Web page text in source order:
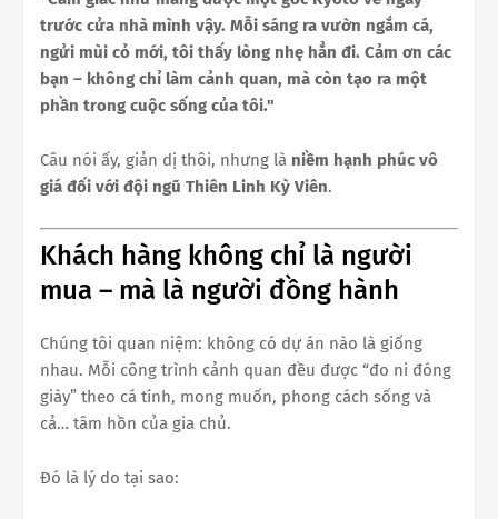
trước cửa nhà mình vậy. Mỗi sáng ra vườn ngắm cá,
ngửi mùi cỏ mới, tôi thấy lòng nhẹ hẳn đi. Cảm ơn các
bạn – không chỉ làm cảnh quan, mà còn tạo ra một
phần trong cuộc sống của tôi."
Câu nói ấy, giản dị thôi, nhưng là niềm hạnh phúc vô
giá đối với đội ngũ Thiên Linh Kỳ Viên.
Khách hàng không chỉ là người
mua – mà là người đồng hành
Chúng tôi quan niệm: không có dự án nào là giống
nhau. Mỗi công trình cảnh quan đều được “đo ni đóng
giày” theo cá tính, mong muốn, phong cách sống và
cả… tâm hồn của gia chủ.
Đó là lý do tại sao: